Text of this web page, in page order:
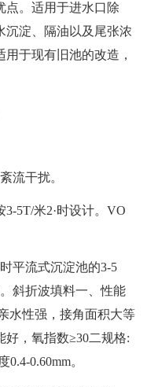
点。适用于进水口除
沉淀、隔油以及尾张浓
于现有旧池的改造，
流干扰。
5T/米2·时设计。VO
平流式沉淀池的3-5
斜折波填料一、性能
水性强，接角面积大等
，氧指数≥30二规格:
0.4-0.60mm。